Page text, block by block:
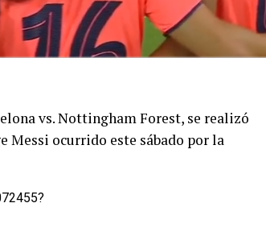
vs. Nottingham Forest, se realizó
Messi ocurrido este sábado por la